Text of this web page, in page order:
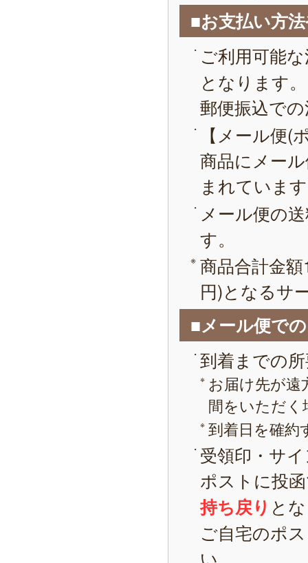
■お支払い方
ご利用可能
となります。
郵便振込で
【メール便(
商品にメー
まれていま
メール便の
す。
商品合計金
円)となるサ
■メール便で
到着までの
お届け先が遠
間をいただ
到着日を確約
受領印・サ
ポストに投
持ち戻り と
ご自宅のポ
い。